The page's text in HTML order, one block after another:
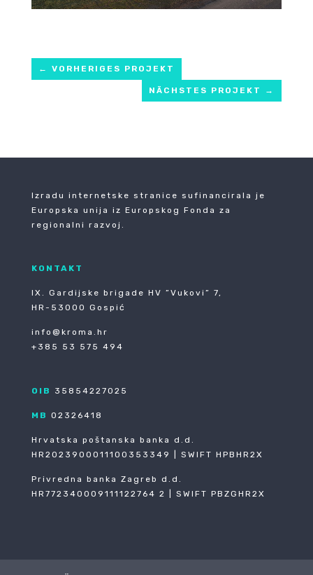
← VORHERIGES PROJEKT
NÄCHSTES PROJEKT →
Izradu internetske stranice sufinancirala je
Europska unija iz Europskog Fonda za
regionalni razvoj.
KONTAKT
IX. Gardijske brigade HV ”Vukovi” 7,
HR-53000 Gospić
info@kroma.hr
+385 53 575 494
OIB 35854227025
MB 02326418
Hrvatska poštanska banka d.d.
HR2023900011100353349 | SWIFT HPBHR2X
Privredna banka Zagreb d.d.
HR772340009111122764 2 | SWIFT PBZGHR2X